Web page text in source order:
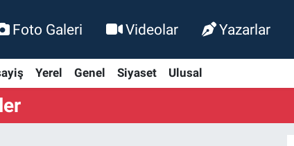
Foto Galeri Videolar Yazarlar
Yerel Genel Siyaset Ulusal